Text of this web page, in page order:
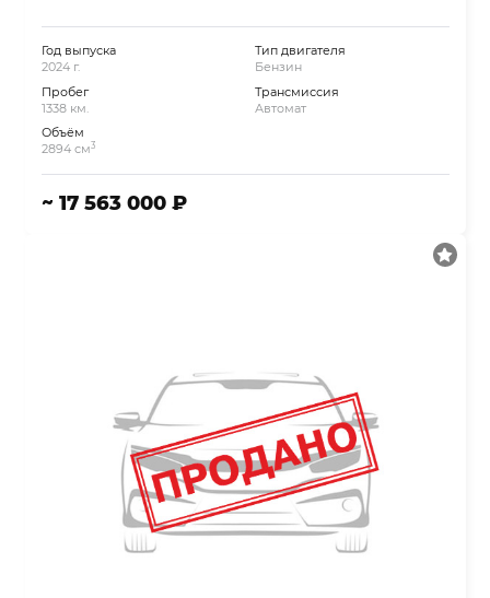
Год выпуска
2024 г.
Пробег
1338 км.
Объём
2894 см3
Тип двигателя
Бензин
Трансмиссия
Автомат
~ 17 563 000 ₽